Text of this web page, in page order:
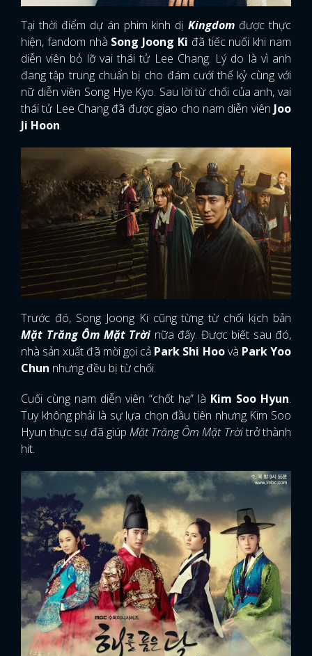
Tại thời điểm dự án phim kinh dịKingdom được thực
hiện, fandom nhà Song Joong Ki đã tiếc nuối khi nam
diễn viên bỏ lỡ vai thái tử Lee Chang. Lý do là vì anh
đang tập trung chuẩn bị cho đám cưới thế kỷ cùng với
nữ diễn viên Song Hye Kyo. Sau lời từ chối của anh, vai
thái tử Lee Chang đã được giao cho nam diễn viên Joo
Ji Hoon.
Trước đó, Song Joong Ki cũng từng từ chối kịch bản
Mặt Trăng Ôm Mặt Trời nữa đấy. Được biết sau đó,
nhà sản xuất đã mời gọi cả Park Shi Hoovà Park Yoo
Chun nhưng đều bị từ chối.
Cuối cùng nam diễn viên “chốt hạ” là Kim Soo Hyun.
Tuy không phải là sự lựa chọn đầu tiên nhưng Kim Soo
Hyun thực sự đã giúp Mặt Trăng Ôm Mặt Trờitrở thành
hit.